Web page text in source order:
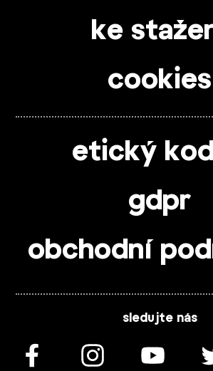
ke
cookies
etický
gdpr
obchodní
sledujte nás